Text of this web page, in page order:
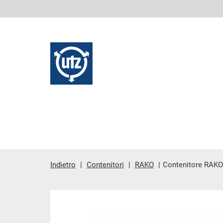
Indietro Contenitori RAKO Contenitore RAKO